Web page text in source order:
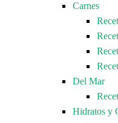
Carnes
Del Mar
Hidratos y